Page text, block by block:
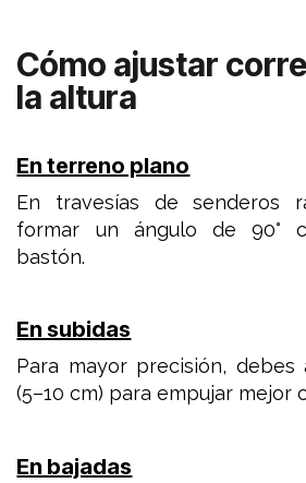
Cómo ajustar
la altura
En terreno plano
En travesías de senderos
formar un ángulo de 90°
bastón.
En subidas
Para mayor precisión,
(5–10 cm) para empujar mejor
En bajadas